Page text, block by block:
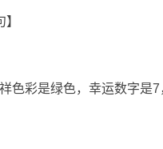
色彩是绿色，幸运数字是